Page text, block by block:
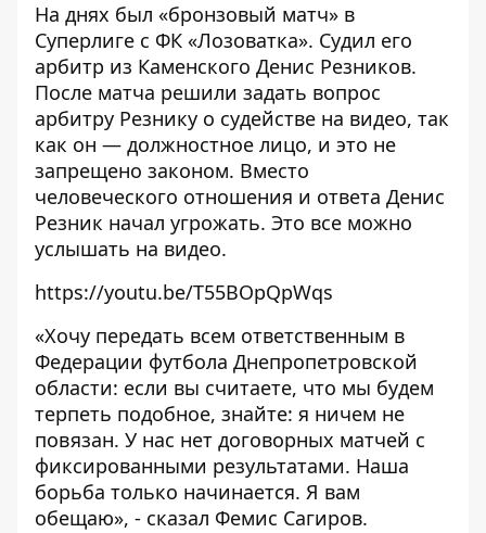
На днях был «бронзовый матч» в
Суперлиге с ФК «Лозоватка». Судил его
арбитр из Каменского Денис Резников.
После матча решили задать вопрос
арбитру Резнику о судействе на видео, так
как он — должностное лицо, и это не
запрещено законом. Вместо
человеческого отношения и ответа Денис
Резник начал угрожать. Это все можно
услышать на видео.
https://youtu.be/T55BOpQpWqs
«Хочу передать всем ответственным в
Федерации футбола Днепропетровской
области: если вы считаете, что мы будем
терпеть подобное, знайте: я ничем не
повязан. У нас нет договорных матчей с
фиксированными результатами. Наша
борьба только начинается. Я вам
обещаю», - сказал Фемис Сагиров.